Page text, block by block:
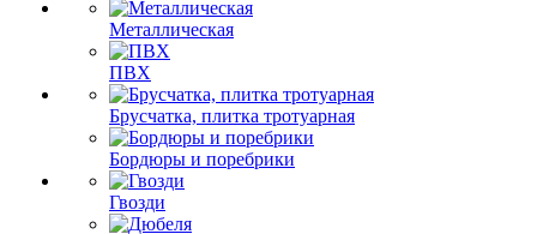
Металлическая
ПВХ
Брусчатка, плитка тротуарная
Бордюры и поребрики
Гвозди